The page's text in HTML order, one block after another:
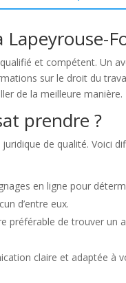
et compétent. Un
sur le droit du
de la meilleure manière.
prendre ?
de qualité. Voici
en ligne pour
d’entre eux.
préférable de trouver un
claire et adaptée à